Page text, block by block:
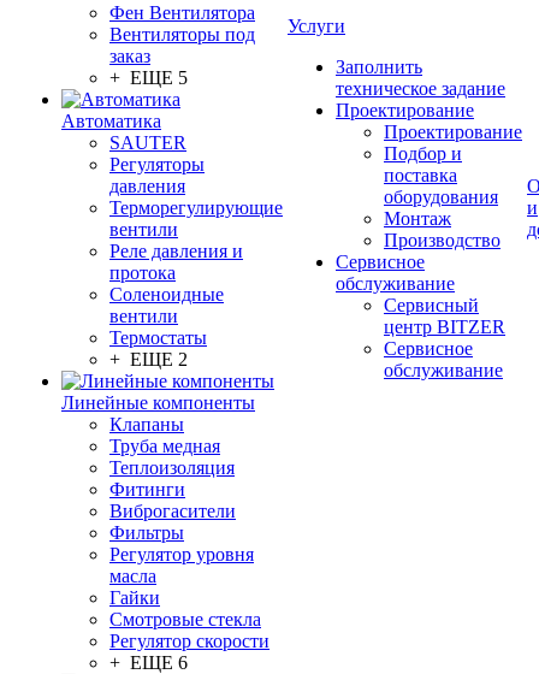
Фен Вентилятора
Вентиляторы под
заказ
+ ЕЩЕ 5
Автоматика
SAUTER
Регуляторы
давления
Терморегулирующие
вентили
Реле давления и
протока
Соленоидные
вентили
Термостаты
+ ЕЩЕ 2
Линейные компоненты
Клапаны
Труба медная
Теплоизоляция
Фитинги
Виброгасители
Фильтры
Регулятор уровня
масла
Гайки
Смотровые стекла
Регулятор скорости
+ ЕЩЕ 6
Услуги
Заполнить
техническое задание
Проектирование
Проектирование
Подбор и
поставка
оборудования
Монтаж
Производство
Сервисное
обслуживание
Сервисный
центр BITZER
Сервисное
обслуживание
и